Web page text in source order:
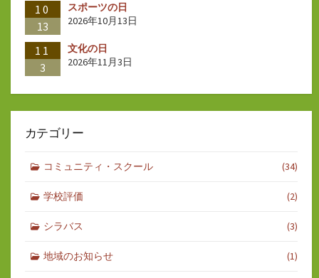
10
13
スポーツの日
2026年10月13日
11
3
文化の日
2026年11月3日
カテゴリー
コミュニティ・スクール (34)
学校評価 (2)
シラバス (3)
地域のお知らせ (1)